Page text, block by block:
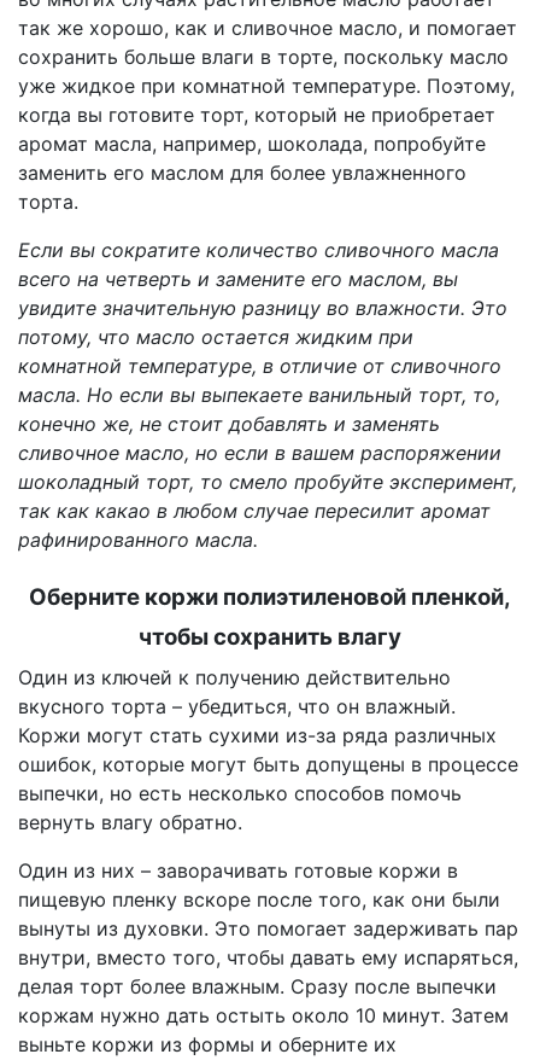
так же хорошо, как и сливочное масло, и помогает
сохранить больше влаги в торте, поскольку масло
уже жидкое при комнатной температуре. Поэтому,
когда вы готовите торт, который не приобретает
аромат масла, например, шоколада, попробуйте
заменить его маслом для более увлажненного
торта.
Если вы сократите количество сливочного масла
всего на четверть и замените его маслом, вы
увидите значительную разницу во влажности. Это
потому, что масло остается жидким при
комнатной температуре, в отличие от сливочного
масла. Но если вы выпекаете ванильный торт, то,
конечно же, не стоит добавлять и заменять
сливочное масло, но если в вашем распоряжении
шоколадный торт, то смело пробуйте эксперимент,
так как какао в любом случае пересилит аромат
рафинированного масла.
Оберните коржи полиэтиленовой пленкой,
чтобы сохранить влагу
Один из ключей к получению действительно
вкусного торта – убедиться, что он влажный.
Коржи могут стать сухими из-за ряда различных
ошибок, которые могут быть допущены в процессе
выпечки, но есть несколько способов помочь
вернуть влагу обратно.
Один из них – заворачивать готовые коржи в
пищевую пленку вскоре после того, как они были
вынуты из духовки. Это помогает задерживать пар
внутри, вместо того, чтобы давать ему испаряться,
делая торт более влажным. Сразу после выпечки
коржам нужно дать остыть около 10 минут. Затем
выньте коржи из формы и оберните их